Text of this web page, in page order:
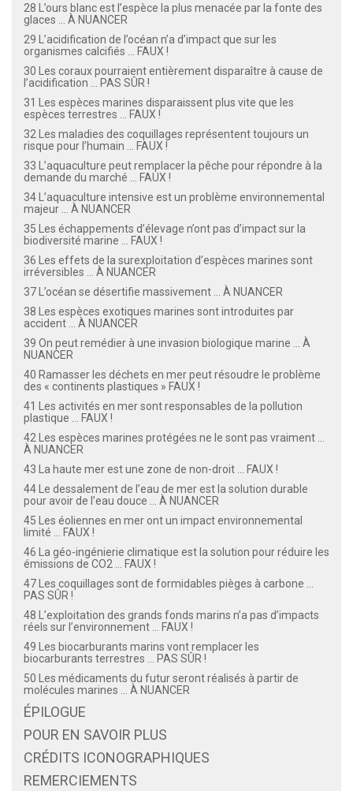
28 L’ours blanc est l’espèce la plus menacée par la fonte des
glaces ... À NUANCER
29 L’acidification de l’océan n’a d’impact que sur les
organismes calcifiés ... FAUX !
30 Les coraux pourraient entièrement disparaître à cause de
l’acidification ... PAS SÛR !
31 Les espèces marines disparaissent plus vite que les
espèces terrestres ... FAUX !
32 Les maladies des coquillages représentent toujours un
risque pour l’humain ... FAUX !
33 L’aquaculture peut remplacer la pêche pour répondre à la
demande du marché ... FAUX !
34 L’aquaculture intensive est un problème environnemental
majeur ... À NUANCER
35 Les échappements d’élevage n’ont pas d’impact sur la
biodiversité marine ... FAUX !
36 Les effets de la surexploitation d’espèces marines sont
irréversibles ... À NUANCER
37 L’océan se désertifie massivement ... À NUANCER
38 Les espèces exotiques marines sont introduites par
accident ... À NUANCER
39 On peut remédier à une invasion biologique marine ... À
NUANCER
40 Ramasser les déchets en mer peut résoudre le problème
des « continents plastiques » FAUX !
41 Les activités en mer sont responsables de la pollution
plastique ... FAUX !
42 Les espèces marines protégées ne le sont pas vraiment ...
À NUANCER
43 La haute mer est une zone de non-droit ... FAUX !
44 Le dessalement de l’eau de mer est la solution durable
pour avoir de l’eau douce ... À NUANCER
45 Les éoliennes en mer ont un impact environnemental
limité ... FAUX !
46 La géo-ingénierie climatique est la solution pour réduire les
émissions de CO2 ... FAUX !
47 Les coquillages sont de formidables pièges à carbone ...
PAS SÛR !
48 L’exploitation des grands fonds marins n’a pas d’impacts
réels sur l’environnement ... FAUX !
49 Les biocarburants marins vont remplacer les
biocarburants terrestres ... PAS SÛR !
50 Les médicaments du futur seront réalisés à partir de
molécules marines ... À NUANCER
ÉPILOGUE
POUR EN SAVOIR PLUS
CRÉDITS ICONOGRAPHIQUES
REMERCIEMENTS